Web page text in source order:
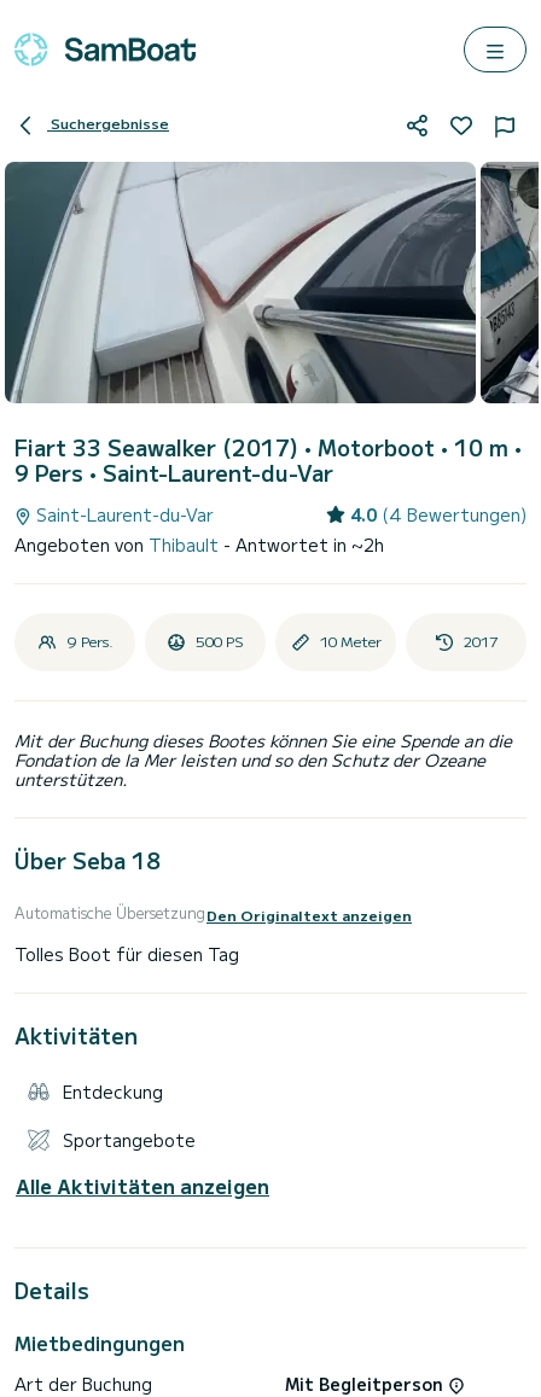
Suchergebnisse
Fiart 33 Seawalker (2017) • Motorboot • 10 m •
9 Pers • Saint-Laurent-du-Var
Saint-Laurent-du-Var 4.0 (4 Bewertungen)
Angeboten von Thibault - Antwortet in ~2h
9 Pers. 500 PS 10 Meter 2017
Mit der Buchung dieses Bootes können Sie eine Spende an die
Fondation de la Mer leisten und so den Schutz der Ozeane
unterstützen.
Über Seba 18
Automatische ÜbersetzungDen Originaltext anzeigen
Aktivitäten
Entdeckung
Sportangebote
Alle Aktivitäten anzeigen
Details
Mietbedingungen
Art der Buchung
Mit Begleitperson